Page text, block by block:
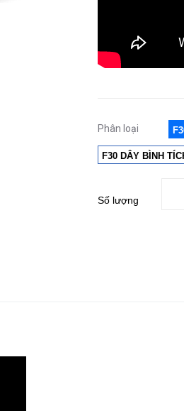
Phân loại
F30 DÂY BÌNH
Số lượng